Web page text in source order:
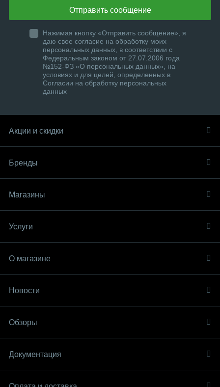
Отправить сообщение
Нажимая кнопку «Отправить сообщение», я
даю свое согласие на обработку моих
персональных данных, в соответствии с
Федеральным законом от 27.07.2006 года
№152-ФЗ «О персональных данных», на
условиях и для целей, определенных в
Согласии на обработку персональных
данных
Акции и скидки
Бренды
Магазины
Услуги
О магазине
Новости
Обзоры
Документация